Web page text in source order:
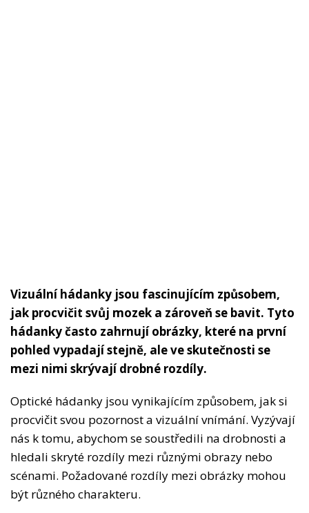
Vizuální hádanky jsou fascinujícím způsobem,
jak procvičit svůj mozek a zároveň se bavit. Tyto
hádanky často zahrnují obrázky, které na první
pohled vypadají stejně, ale ve skutečnosti se
mezi nimi skrývají drobné rozdíly.
Optické hádanky jsou vynikajícím způsobem, jak si
procvičit svou pozornost a vizuální vnímání. Vyzývají
nás k tomu, abychom se soustředili na drobnosti a
hledali skryté rozdíly mezi různými obrazy nebo
scénami. Požadované rozdíly mezi obrázky mohou
být různého charakteru.